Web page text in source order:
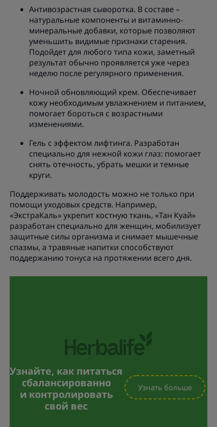
Антивозрастная сыворотка. В составе –
натуральные компоненты и витаминно-
минеральные добавки, которые позволяют
уменьшить видимые признаки старения.
Подойдет для любого типа кожи, заметный
результат обычно проявляется уже через
неделю после регулярного применения.
Ночной обновляющий крем. Обеспечивает
кожу необходимым увлажнением и питанием,
помогает бороться с возрастными
изменениями.
Гель с эффектом лифтинга. Разработан
специально для нежной кожи глаз: помогает
снять отечность, убрать мешки и темные
круги.
Поддерживать молодость можно не только при
помощи уходовых средств. Например,
«ЭкстраКаль» укрепит костную ткань, «Тан Куай»
разработан специально для женщин, мобилизует
защитные силы организма и снимает мышечные
спазмы, а травяные напитки способствуют
поддержанию тонуса на протяжении всего дня.
Узнайте, как питаться
сбалансированно
и контролировать
свой вес
Узнать больше